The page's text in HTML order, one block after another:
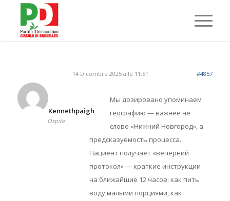
14 Dicembre 2025 alle 11:51 #4857
Kennethpaigh
Ospite
Мы дозировано упоминаем
географию — важнее не
слово «Нижний Новгород», а
предсказуемость процесса.
Пациент получает «вечерний
протокол» — краткие инструкции
на ближайшие 12 часов: как пить
воду малыми порциями, как